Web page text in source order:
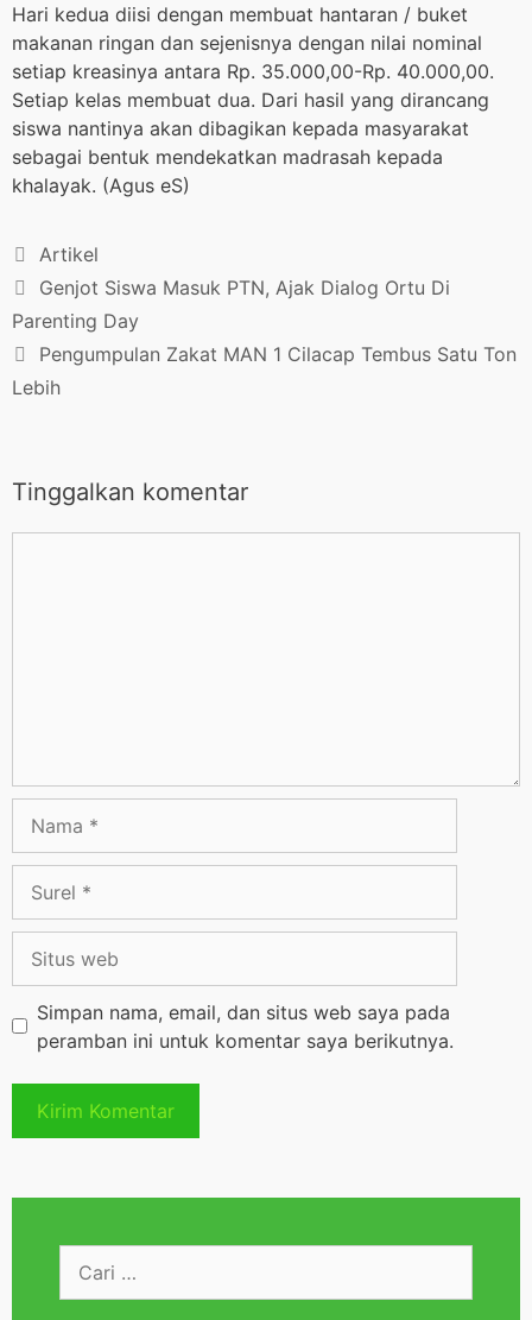
Hari kedua diisi dengan membuat hantaran / buket
makanan ringan dan sejenisnya dengan nilai nominal
setiap kreasinya antara Rp. 35.000,00-Rp. 40.000,00.
Setiap kelas membuat dua. Dari hasil yang dirancang
siswa nantinya akan dibagikan kepada masyarakat
sebagai bentuk mendekatkan madrasah kepada
khalayak. (Agus eS)
Artikel
Genjot Siswa Masuk PTN, Ajak Dialog Ortu Di
Parenting Day
Pengumpulan Zakat MAN 1 Cilacap Tembus Satu Ton
Lebih
Tinggalkan komentar
Simpan nama, email, dan situs web saya pada
peramban ini untuk komentar saya berikutnya.